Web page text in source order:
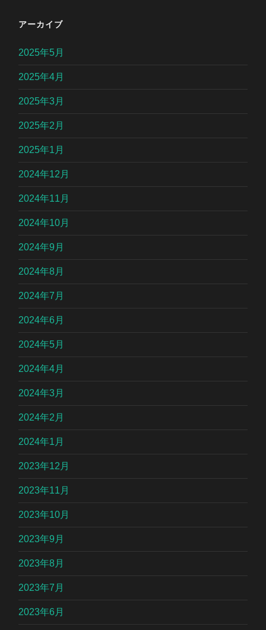
アーカイブ
2025年5月
2025年4月
2025年3月
2025年2月
2025年1月
2024年12月
2024年11月
2024年10月
2024年9月
2024年8月
2024年7月
2024年6月
2024年5月
2024年4月
2024年3月
2024年2月
2024年1月
2023年12月
2023年11月
2023年10月
2023年9月
2023年8月
2023年7月
2023年6月